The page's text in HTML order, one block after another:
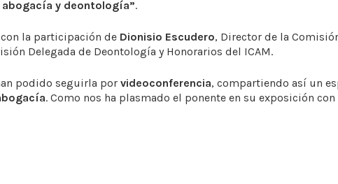
y deontología”.
la participación de Dionisio Escudero, Director de la
Delegada de Deontología y Honorarios del ICAM.
podido seguirla porvideoconferencia, compartiendo así un
. Como nos ha plasmado el ponente en su exposición